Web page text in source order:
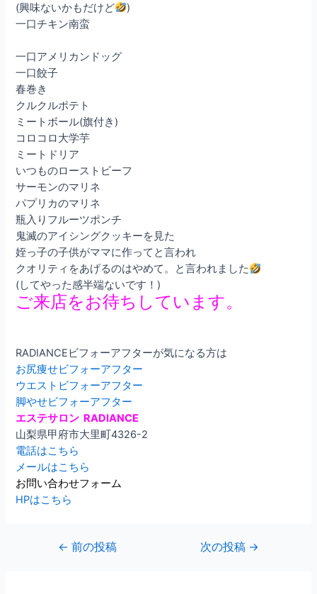
(興味ないかもだけど
)
一口チキン南蛮
一口アメリカンドッグ
一口餃子
春巻き
クルクルポテト
ミートボール(旗付き)
コロコロ大学芋
ミートドリア
いつものローストビーフ
サーモンのマリネ
パプリカのマリネ
瓶入りフルーツポンチ
鬼滅のアイシングクッキーを見た
姪っ子の子供がママに作ってと言われ
クオリティをあげるのはやめて。と言われました
(してやった感半端ないです！)
ご来店をお待ちしています。
RADIANCEビフォーアフターが気になる方は
お尻痩せビフォーアフター
ウエストビフォーアフター
脚やせビフォーアフター
エステサロン RADIANCE
山梨県甲府市大里町4326-2
電話はこちら
メールはこちら
お問い合わせフォーム
HPはこちら
← 前の投稿 次の投稿 →